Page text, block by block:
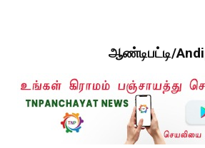
ஆண்டிபட்டி/